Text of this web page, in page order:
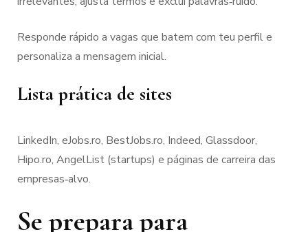
Responde rápido a vagas que batem com teu perfil e
personaliza a mensagem inicial.
Lista prática de sites
LinkedIn, eJobs.ro, BestJobs.ro, Indeed, Glassdoor,
Hipo.ro, AngelList (startups) e páginas de carreira das
empresas‑alvo.
Se prepara para